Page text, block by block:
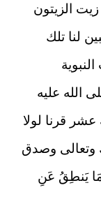
الزيتون
لنا تلك
الله عليه
قرنا لولا
وتعالى وصدق
( آية 3- 4 ) ” وَمَا يَنطِقُ عَنِ